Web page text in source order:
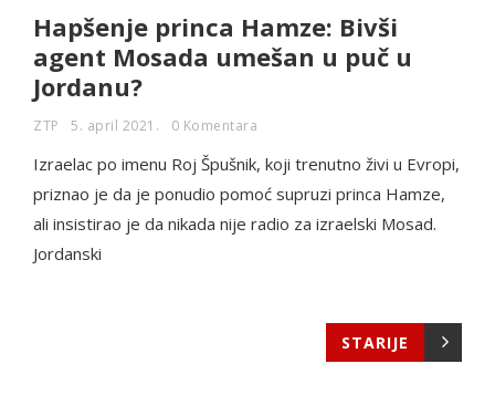
Hapšenje princa Hamze: Bivši
agent Mosada umešan u puč u
Jordanu?
ZTP 5. april 2021. 0 Komentara
Izraelac po imenu Roj Špušnik, koji trenutno živi u Evropi,
priznao je da je ponudio pomoć supruzi princa Hamze,
ali insistirao je da nikada nije radio za izraelski Mosad.
Jordanski
STARIJE